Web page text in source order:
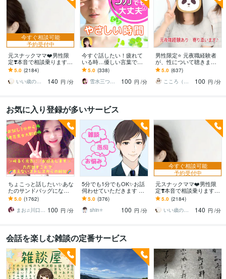
今すぐ相談可能
予約受付中
元スナックママ❤️男性限
定❣️本音で相談乗ります
私に頼ってみませんか❤️
味方になります。
5.0 (2184)
いい歳のエリー♡
140 円 /分
今すぐ話したい！疲れて
いる時…優しい言葉で話
します 何でもどうぞ✨愚
痴/恋愛♡/雑談/寂しい/モ
ヤモヤ/楽しい♪
5.0 (338)
雪水三つ葉☘️あったかコミュニケーション
100 円 /分
男性限定⭐️ 元夜職経験者
が、性について聴きます
性のお悩みや好きな趣
味…安心して打ち明けて
ねʕ•ᴥ•ʔ
5.0 (637)
こころ（＾_＾）
100 円 /分
お気に入り登録が多いサービス
ちょこっと話したい✨あな
たのサンドバッグになり
ます 女性も大歓迎✨秘密
厳守☘️話すことでお気持
ちが晴れやかに☘️
5.0 (1762)
まお♫川口茉央♫ 100 円 /分
5分でも1分でもOK✨お話
伺わせていただきます 愚
痴・相談・雑談なんでも
お話ください♪
5.0 (376)
shin⭐️
100 円 /分
今すぐ相談可能
予約受付中
元スナックママ❤️男性限
定❣️本音で相談乗ります
私に頼ってみませんか❤️
味方になります。
5.0 (2184)
いい歳のエリー♡
140 円 /分
会話を楽しむ雑談の定番サービス